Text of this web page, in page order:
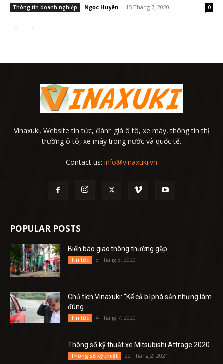
Thông tin doanh nghiệp Ngọc Huyên - 15 Tháng 7, 2020 0
Vinaxuki. Website tin tức, đánh giá ô tô, xe máy, thông tin thị
trường ô tô, xe máy trong nước và quốc tế.
Contact us: info@vinaxuki.vn
POPULAR POSTS
Biển báo giao thông thường gặp
Tin tức 3 Tháng 3, 2020
Chủ tịch Vinaxuki: “Kể cả bị phá sản nhưng làm
đúng...
Tin tức 4 Tháng 7, 2020
Thông số kỹ thuật xe Mitsubishi Attrage 2020
Thông số kỹ thuật 22 Tháng 2, 2021